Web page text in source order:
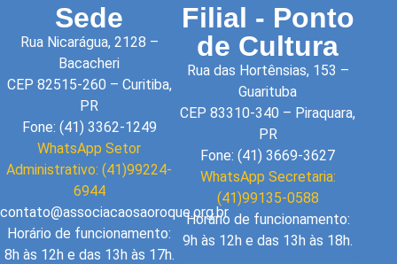
Sede
Rua Nicarágua, 2128 –
Bacacheri
CEP 82515-260 – Curitiba,
PR
Fone: (41) 3362-1249
WhatsApp Setor
Administrativo: (41)99224-
6944
contato@associacaosaoroque.org.br
Horário de funcionamento:
8h às 12h e das 13h às 17h.
Filial - Ponto
de Cultura
Rua das Hortênsias, 153 –
Guarituba
CEP 83310-340 – Piraquara,
PR
Fone: (41) 3669-3627
WhatsApp Secretaria:
(41)99135-0588
Horário de funcionamento:
9h às 12h e das 13h às 18h.